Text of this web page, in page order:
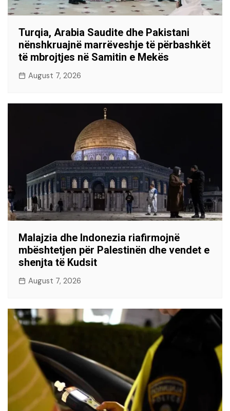
Turqia, Arabia Saudite dhe Pakistani
nënshkruajnë marrëveshje të përbashkët
të mbrojtjes në Samitin e Mekës
August 7, 2026
Malajzia dhe Indonezia riafirmojnë
mbështetjen për Palestinën dhe vendet e
shenjta të Kudsit
August 7, 2026